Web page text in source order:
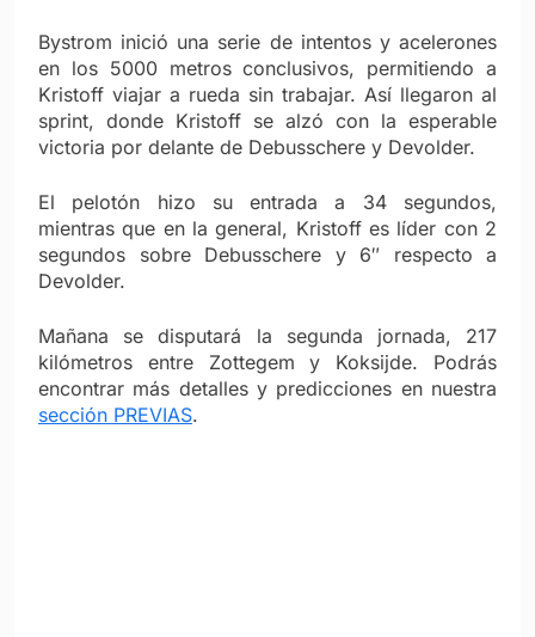
Bystrom inició una serie de intentos y acelerones
en los 5000 metros conclusivos, permitiendo a
Kristoff viajar a rueda sin trabajar. Así llegaron al
sprint, donde Kristoff se alzó con la esperable
victoria por delante de Debusschere y Devolder.
El pelotón hizo su entrada a 34 segundos,
mientras que en la general, Kristoff es líder con 2
segundos sobre Debusschere y 6″ respecto a
Devolder.
Mañana se disputará la segunda jornada, 217
kilómetros entre Zottegem y Koksijde. Podrás
encontrar más detalles y predicciones en nuestra
sección PREVIAS.